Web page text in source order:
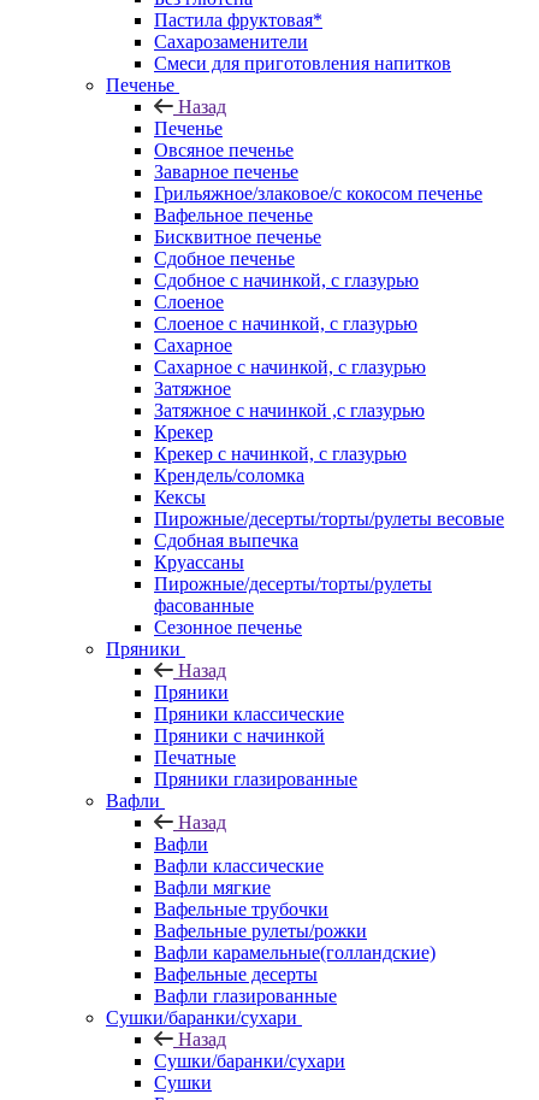
Пастила фруктовая*
Сахарозаменители
Смеси для приготовления напитков
Печенье
Назад
Печенье
Овсяное печенье
Заварное печенье
Грильяжное/злаковое/с кокосом печенье
Вафельное печенье
Бисквитное печенье
Сдобное печенье
Сдобное с начинкой, с глазурью
Слоеное
Слоеное с начинкой, с глазурью
Сахарное
Сахарное с начинкой, с глазурью
Затяжное
Затяжное с начинкой ,с глазурью
Крекер
Крекер с начинкой, с глазурью
Крендель/соломка
Кексы
Пирожные/десерты/торты/рулеты весовые
Сдобная выпечка
Круассаны
Пирожные/десерты/торты/рулеты
фасованные
Сезонное печенье
Пряники
Назад
Пряники
Пряники классические
Пряники с начинкой
Печатные
Пряники глазированные
Вафли
Назад
Вафли
Вафли классические
Вафли мягкие
Вафельные трубочки
Вафельные рулеты/рожки
Вафли карамельные(голландские)
Вафельные десерты
Вафли глазированные
Сушки/баранки/сухари
Назад
Сушки/баранки/сухари
Сушки